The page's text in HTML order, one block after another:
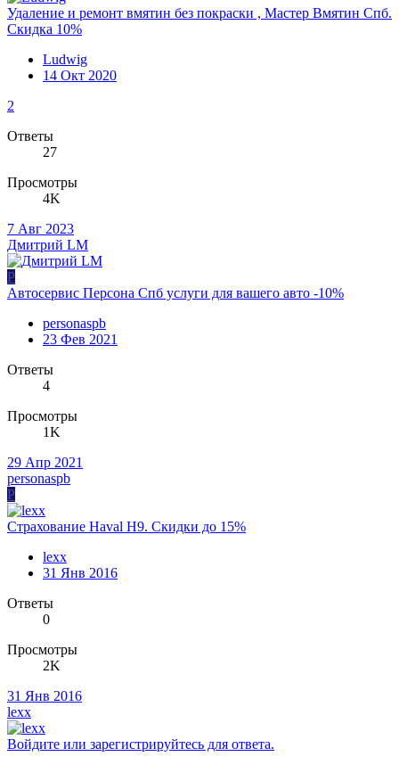
Удаление и ремонт вмятин без покраски , Мастер Вмятин Спб.
Скидка 10%
Ludwig
14 Окт 2020
2
Ответы
27
Просмотры
4K
7 Авг 2023
Дмитрий LM
P
Автосервис Персона Спб услуги для вашего авто -10%
personaspb
23 Фев 2021
Ответы
4
Просмотры
1K
29 Апр 2021
personaspb
P
Страхование Haval H9. Скидки до 15%
lexx
31 Янв 2016
Ответы
0
Просмотры
2K
31 Янв 2016
lexx
Войдите или зарегистрируйтесь для ответа.